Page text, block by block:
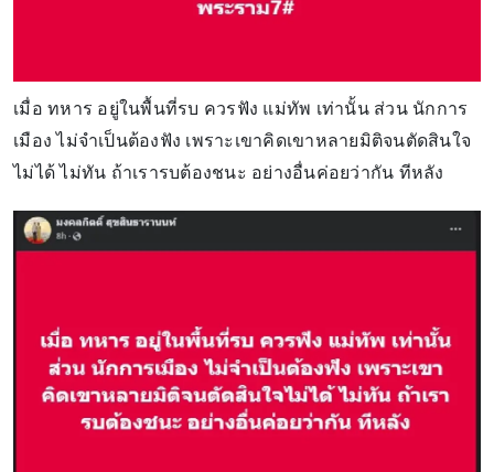
เมื่อ ทหาร อยู่ในพื้นที่รบ ควรฟัง แม่ทัพ เท่านั้น ส่วน นักการ
เมือง ไม่จำเป็นต้องฟัง เพราะเขาคิดเขาหลายมิติจนตัดสินใจ
ไม่ได้ ไม่ทัน ถ้าเรารบต้องชนะ อย่างอื่นค่อยว่ากัน ทีหลัง